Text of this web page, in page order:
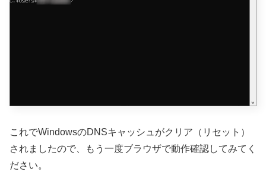
これでWindowsのDNSキャッシュがクリア（リセット）
されましたので、もう一度ブラウザで動作確認してみてく
ださい。